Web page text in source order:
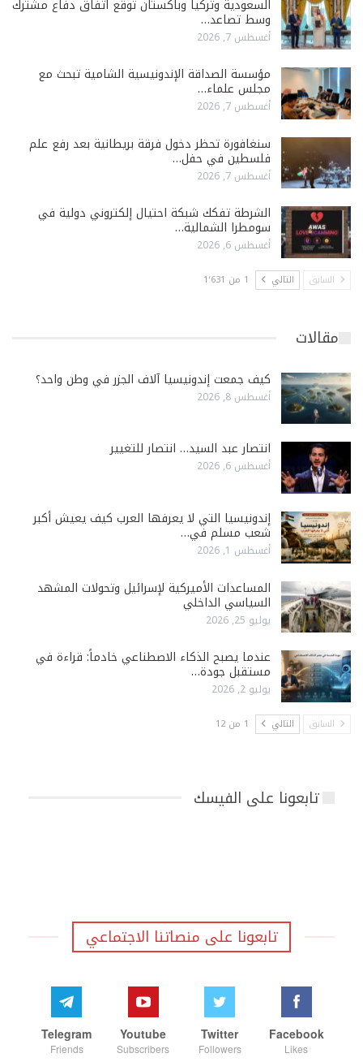
السعودية وتركيا وباكستان توقّع اتفاق دفاع مشترك
وسط تصاعد…
أغسطس 7, 2026
مؤسسة الصداقة الإندونيسية الشامية تبحث مع
مجلس علماء…
أغسطس 7, 2026
سنغافورة تحظر دخول فرقة بريطانية بعد رفع علم
فلسطين في حفل…
أغسطس 7, 2026
الشرطة تفكك شبكة احتيال إلكتروني دولية في
سومطرا الشمالية…
أغسطس 6, 2026
السابق التالي 1 من 1٬631
مقالات
كيف جمعت إندونيسيا آلاف الجزر في وطن واحد؟
أغسطس 8, 2026
انتصار عبد السيد… انتصار للتغيير
أغسطس 6, 2026
إندونيسيا التي لا يعرفها العرب كيف يعيش أكبر
شعب مسلم في…
أغسطس 1, 2026
المساعدات الأميركية لإسرائيل وتحولات المشهد
السياسي الداخلي
يوليو 25, 2026
عندما يصبح الذكاء الاصطناعي خادماً: قراءة في
مستقبل جودة…
يوليو 2, 2026
السابق التالي 1 من 12
تابعونا على الفيسك
تابعونا على منصاتنا الاجتماعي
Facebook
Likes
Twitter
Followers
Youtube
Subscribers
Telegram
Friends